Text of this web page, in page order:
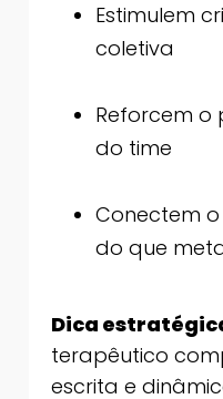
Estimulem
coletiva
Reforcem o
do time
Conectem
do que
Dica
terapêutico
escrita e